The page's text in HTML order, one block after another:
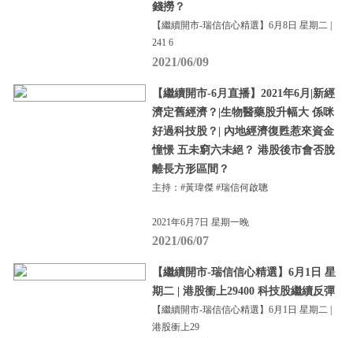
錢撈？
【繼續開市-瑞信信心精選】6月8日 星期二 |
241 6
2021/06/09
【繼續開市-6月直播】2021年6月|新經
濟定舊經濟？|生物醫藥股升幅大 係咪
好過科技股？| 內地經濟復甦惹來資金
憧憬 五未窮六未絕？ 港股後市會否脫
離長方形區間？
主持：#黃瑋傑 #瑞信何啟聰
2021年6月7日 星期一晚
2021/06/07
【繼續開市-瑞信信心精選】6月1日 星
期二 | 港股衝上29400 科技股繼續反彈
【繼續開市-瑞信信心精選】6月1日 星期二 |
港股衝上29